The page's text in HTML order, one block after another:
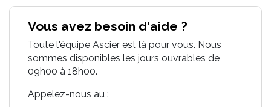
Vous avez besoin d'aide ?
Toute l'équipe Ascier est là pour vous. Nous
sommes disponibles les jours ouvrables de
09h00 à 18h00.
Appelez-nous au :